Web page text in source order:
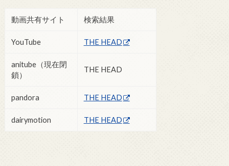
動画共有サイト 検索結果
YouTube THE HEAD
anitube（現在閉
鎖）
THE HEAD
pandora THE HEAD
dairymotion THE HEAD